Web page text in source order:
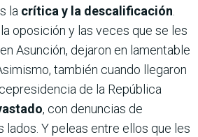
la crítica y la descalificación
la oposición y las veces que se les
Asunción, dejaron en lamentable
también cuando llegaron
de la República
, con denuncias de
Y peleas entre ellos que les